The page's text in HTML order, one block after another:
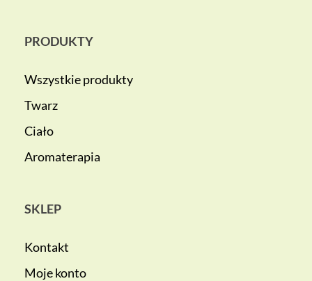
PRODUKTY
Wszystkie produkty
Twarz
Ciało
Aromaterapia
SKLEP
Kontakt
Moje konto